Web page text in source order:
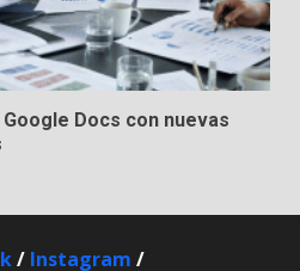
Docs con nuevas
/ Instagram /